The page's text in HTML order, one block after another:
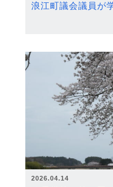
浪江町議会議員が
2026.04.14